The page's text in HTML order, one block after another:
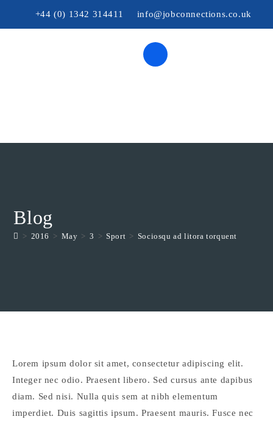
+44 (0) 1342 314411 info@jobconnections.co.uk
Blog
> 2016 > May > 3 > Sport > Sociosqu ad litora torquent
Lorem ipsum dolor sit amet, consectetur adipiscing elit.
Integer nec odio. Praesent libero. Sed cursus ante dapibus
diam. Sed nisi. Nulla quis sem at nibh elementum
imperdiet. Duis sagittis ipsum. Praesent mauris. Fusce nec